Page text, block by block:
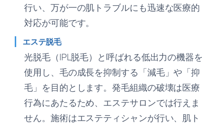
行い、万が一の肌トラブルにも迅速な医療的
対応が可能です。
エステ脱毛
光脱毛（IPL脱毛）と呼ばれる低出力の機器を
使用し、毛の成長を抑制する「減毛」や「抑
毛」を目的とします。発毛組織の破壊は医療
行為にあたるため、エステサロンでは行えま
せん。施術はエステティシャンが行い、肌ト